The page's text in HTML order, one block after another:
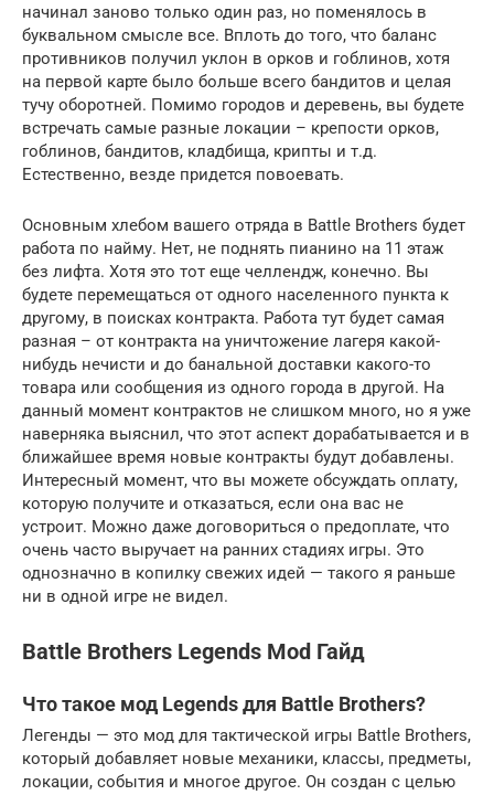
начинал заново только один раз, но поменялось в
буквальном смысле все. Вплоть до того, что баланс
противников получил уклон в орков и гоблинов, хотя
на первой карте было больше всего бандитов и целая
тучу оборотней. Помимо городов и деревень, вы будете
встречать самые разные локации – крепости орков,
гоблинов, бандитов, кладбища, крипты и т.д.
Естественно, везде придется повоевать.
Основным хлебом вашего отряда в Battle Brothers будет
работа по найму. Нет, не поднять пианино на 11 этаж
без лифта. Хотя это тот еще челлендж, конечно. Вы
будете перемещаться от одного населенного пункта к
другому, в поисках контракта. Работа тут будет самая
разная – от контракта на уничтожение лагеря какой-
нибудь нечисти и до банальной доставки какого-то
товара или сообщения из одного города в другой. На
данный момент контрактов не слишком много, но я уже
наверняка выяснил, что этот аспект дорабатывается и в
ближайшее время новые контракты будут добавлены.
Интересный момент, что вы можете обсуждать оплату,
которую получите и отказаться, если она вас не
устроит. Можно даже договориться о предоплате, что
очень часто выручает на ранних стадиях игры. Это
однозначно в копилку свежих идей — такого я раньше
ни в одной игре не видел.
Battle Brothers Legends Mod Гайд
Что такое мод Legends для Battle Brothers?
Легенды — это мод для тактической игры Battle Brothers,
который добавляет новые механики, классы, предметы,
локации, события и многое другое. Он создан с целью